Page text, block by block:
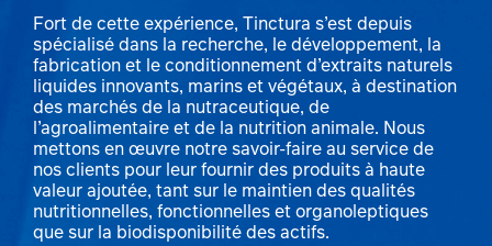
Fort de cette expérience, Tinctura s’est depuis
spécialisé dans la recherche, le développement, la
fabrication et le conditionnement d’extraits naturels
liquides innovants, marins et végétaux, à destination
des marchés de la nutraceutique, de
l’agroalimentaire et de la nutrition animale. Nous
mettons en œuvre notre savoir-faire au service de
nos clients pour leur fournir des produits à haute
valeur ajoutée, tant sur le maintien des qualités
nutritionnelles, fonctionnelles et organoleptiques
que sur la biodisponibilité des actifs.